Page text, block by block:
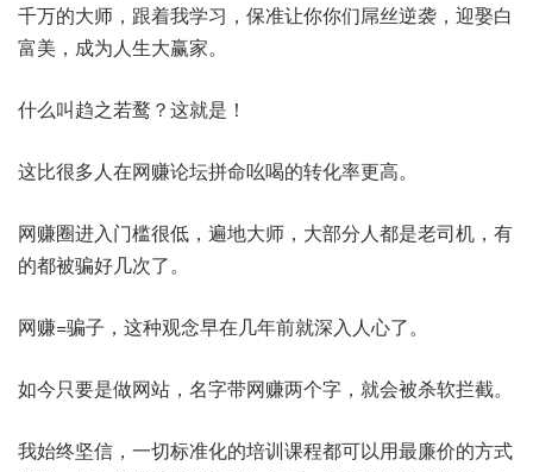
千万的大师，跟着我学习，保准让你你们屌丝逆袭，迎娶白
富美，成为人生大赢家。
什么叫趋之若鹜？这就是！
这比很多人在网赚论坛拼命吆喝的转化率更高。
网赚圈进入门槛很低，遍地大师，大部分人都是老司机，有
的都被骗好几次了。
网赚=骗子，这种观念早在几年前就深入人心了。
如今只要是做网站，名字带网赚两个字，就会被杀软拦截。
我始终坚信，一切标准化的培训课程都可以用最廉价的方式